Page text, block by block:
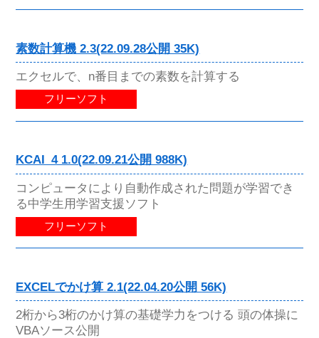
素数計算機 2.3(22.09.28公開 35K)
エクセルで、n番目までの素数を計算する
フリーソフト
KCAI_4 1.0(22.09.21公開 988K)
コンピュータにより自動作成された問題が学習でき
る中学生用学習支援ソフト
フリーソフト
EXCELでかけ算 2.1(22.04.20公開 56K)
2桁から3桁のかけ算の基礎学力をつける 頭の体操に
VBAソース公開